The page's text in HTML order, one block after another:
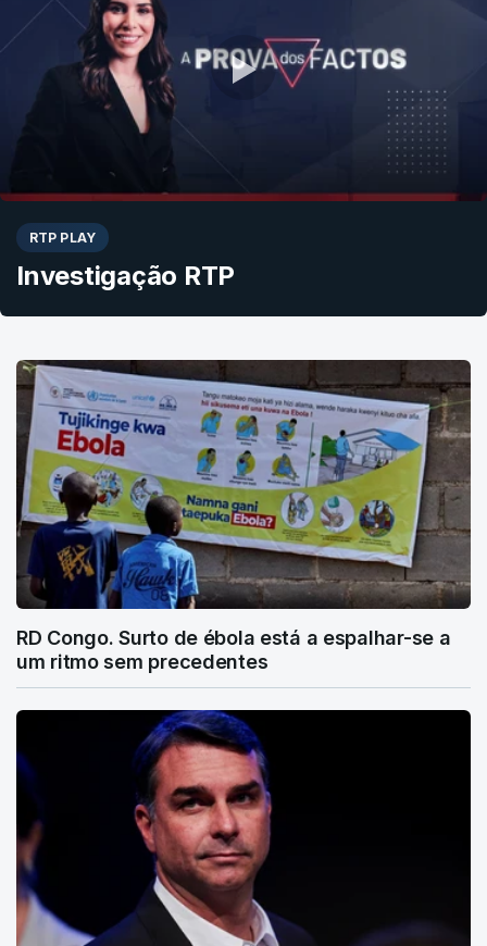
RTP PLAY
Investigação RTP
RD Congo. Surto de ébola está a espalhar-se a
um ritmo sem precedentes